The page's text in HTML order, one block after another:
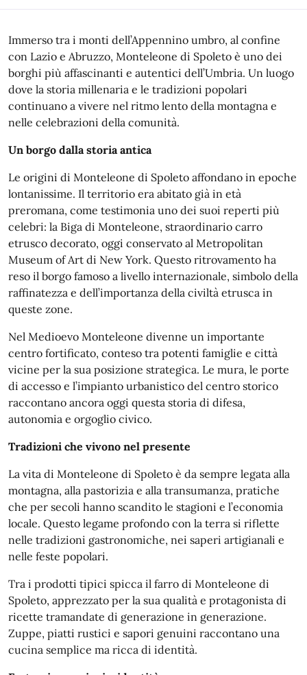
Immerso tra i monti dell’Appennino umbro, al confine
con Lazio e Abruzzo, Monteleone di Spoleto è uno dei
borghi più affascinanti e autentici dell’Umbria. Un luogo
dove la storia millenaria e le tradizioni popolari
continuano a vivere nel ritmo lento della montagna e
nelle celebrazioni della comunità.
Un borgo dalla storia antica
Le origini di Monteleone di Spoleto affondano in epoche
lontanissime. Il territorio era abitato già in età
preromana, come testimonia uno dei suoi reperti più
celebri: la Biga di Monteleone, straordinario carro
etrusco decorato, oggi conservato al Metropolitan
Museum of Art di New York. Questo ritrovamento ha
reso il borgo famoso a livello internazionale, simbolo della
raffinatezza e dell’importanza della civiltà etrusca in
queste zone.
Nel Medioevo Monteleone divenne un importante
centro fortificato, conteso tra potenti famiglie e città
vicine per la sua posizione strategica. Le mura, le porte
di accesso e l’impianto urbanistico del centro storico
raccontano ancora oggi questa storia di difesa,
autonomia e orgoglio civico.
Tradizioni che vivono nel presente
La vita di Monteleone di Spoleto è da sempre legata alla
montagna, alla pastorizia e alla transumanza, pratiche
che per secoli hanno scandito le stagioni e l’economia
locale. Questo legame profondo con la terra si riflette
nelle tradizioni gastronomiche, nei saperi artigianali e
nelle feste popolari.
Tra i prodotti tipici spicca il farro di Monteleone di
Spoleto, apprezzato per la sua qualità e protagonista di
ricette tramandate di generazione in generazione.
Zuppe, piatti rustici e sapori genuini raccontano una
cucina semplice ma ricca di identità.